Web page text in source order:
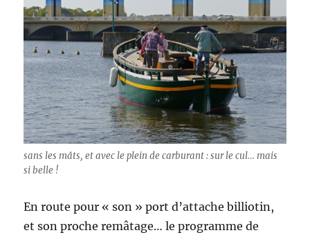
sans les mâts, et avec le plein de carburant : sur le cul… mais
si belle !
En route pour « son » port d’attache billiotin,
et son proche remâtage… le programme de